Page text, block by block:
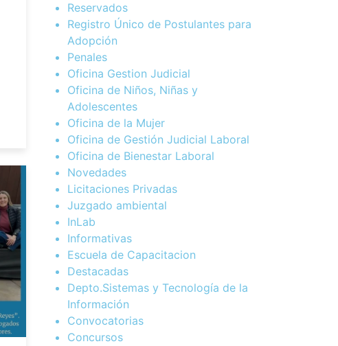
Reservados
Registro Único de Postulantes para
Adopción
Penales
Oficina Gestion Judicial
Oficina de Niños, Niñas y
Adolescentes
Oficina de la Mujer
Oficina de Gestión Judicial Laboral
Oficina de Bienestar Laboral
Novedades
Licitaciones Privadas
Juzgado ambiental
InLab
Informativas
Escuela de Capacitacion
Destacadas
Depto.Sistemas y Tecnología de la
Información
Convocatorias
Concursos